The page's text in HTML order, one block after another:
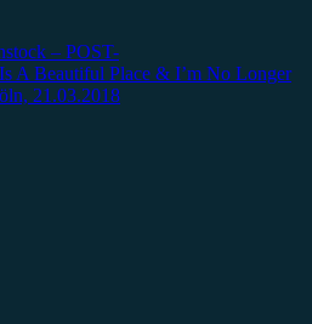
– POST-
A Beautiful Place & I’m No Longer
21.03.2018